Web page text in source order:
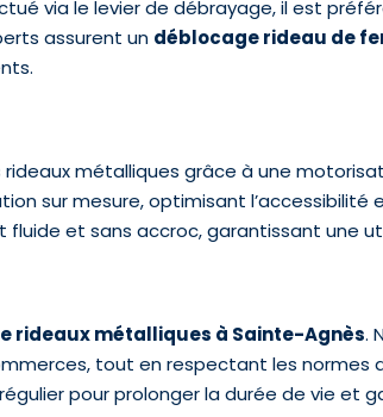
via le levier de débrayage, il est
assurent un déblocage rideau de
métalliques grâce à une
sur mesure, optimisant
et sans accroc, garantissant une
rideaux métalliques à Sainte-Agnès.
tout en respectant les normes
pour prolonger la durée de vie et